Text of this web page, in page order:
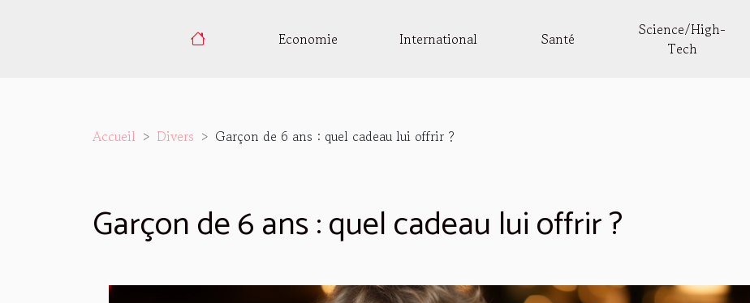
Economie International Santé
Science/High-
Tech
Accueil Divers Garçon de 6 ans : quel cadeau lui offrir ?
Garçon de 6 ans : quel cadeau lui offrir ?